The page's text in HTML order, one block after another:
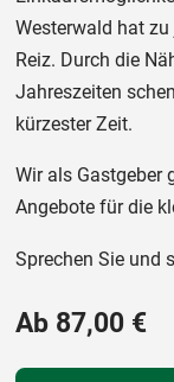
Westerwald hat
Reiz. Durch die
Jahreszeiten
kürzester Zeit.
Wir als Gastgeber
Angebote für die
Sprechen Sie und
Ab 87,00 €